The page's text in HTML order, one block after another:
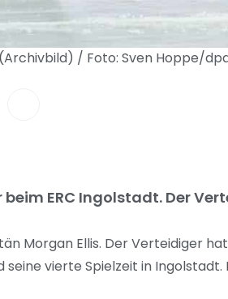
/ Foto: Sven Hoppe/
ERC Ingolstadt. Der
Morgan Ellis. Der Verteidiger
vierte Spielzeit in